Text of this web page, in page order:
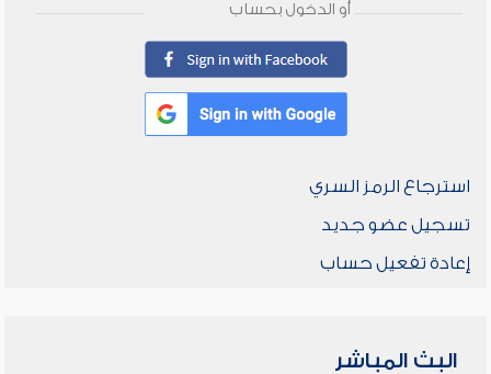
أو الدخول بحساب
استرجاع الرمز السري
تسجيل عضو جديد
إعادة تفعيل حساب
البث المباشر